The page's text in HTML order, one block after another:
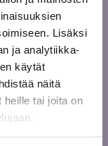
Lisäksi
ja analytiikka-
käytät
näitä
heille tai joita on
tilanne oli
kummassakin
muu kuin
verran
alhaisempi.